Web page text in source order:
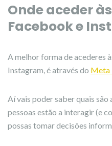
Onde aceder
Facebook e
A melhor forma de acederes
Instagram, é através do Meta
Aí vais poder saber quais são
pessoas estão a interagir (e
possas tomar decisões